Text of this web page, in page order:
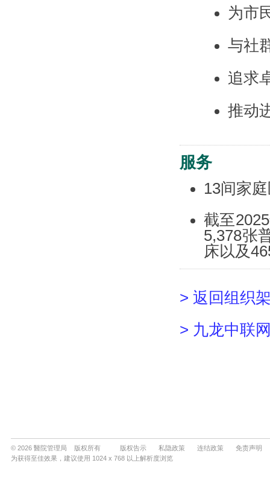
© 2026 醫院管理局 版权所有 版权告示 私隐政策 连结政策
免责声明
为获得至佳效果，建议使用 1024 x 768 以上解析度浏览